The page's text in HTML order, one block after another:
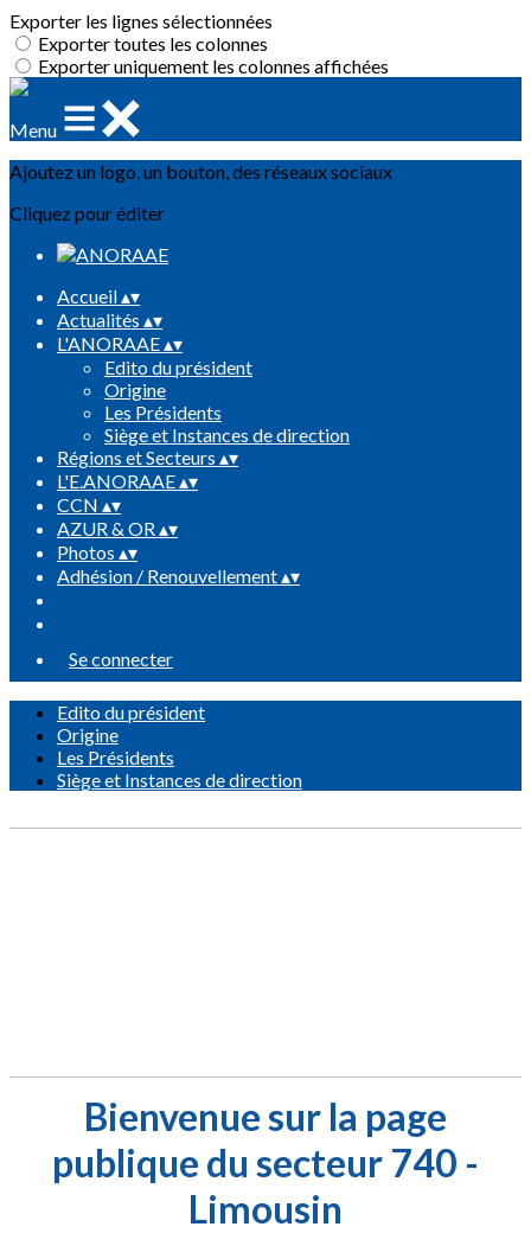
Exporter les lignes sélectionnées
Exporter toutes les colonnes
Exporter uniquement les colonnes affichées
Menu
Ajoutez un logo, un bouton, des réseaux sociaux
Cliquez pour éditer
Accueil▴▾
Actualités ▴▾
L'ANORAAE▴▾
Edito du président
Origine
Les Présidents
Siège et Instances de direction
Régions et Secteurs ▴▾
L'E.ANORAAE▴▾
CCN ▴▾
AZUR & OR▴▾
Photos ▴▾
Adhésion / Renouvellement▴▾
Se connecter
Edito du président
Origine
Les Présidents
Siège et Instances de direction
Bienvenue sur la page
publique du secteur 740 -
Limousin